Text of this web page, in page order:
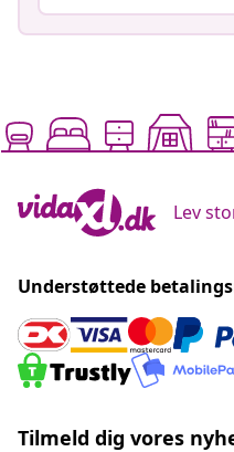
Lev
Understøttede
Tilmeld dig vores